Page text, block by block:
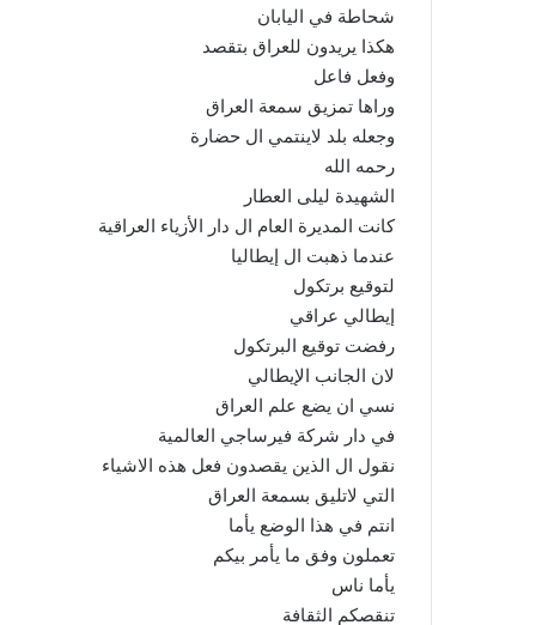
شحاطة في اليابان
هكذا يريدون للعراق بتقصد
وفعل فاعل
وراها تمزيق سمعة العراق
وجعله بلد لاينتمي ال حضارة
رحمه الله
الشهيدة ليلى العطار
كانت المديرة العام ال دار الأزياء العراقية
عندما ذهبت ال إيطاليا
لتوقيع برتكول
إيطالي عراقي
رفضت توقيع البرتكول
لان الجانب الإيطالي
نسي ان يضع علم العراق
في دار شركة فيرساجي العالمية
نقول ال الذين يقصدون فعل هذه الاشياء
التي لاتليق بسمعة العراق
انتم في هذا الوضع يأما
تعملون وفق ما يأمر بيكم
يأما ناس
تنقصكم الثقافة